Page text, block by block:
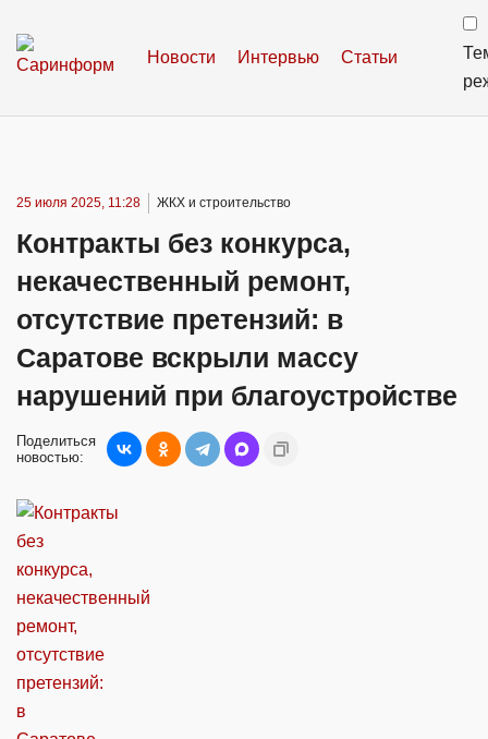
Новости Интервью Статьи
25 июля 2025, 11:28 ЖКХ и строительство
Контракты без конкурса,
некачественный ремонт,
отсутствие претензий: в
Саратове вскрыли массу
нарушений при благоустройстве
Поделиться
новостью: